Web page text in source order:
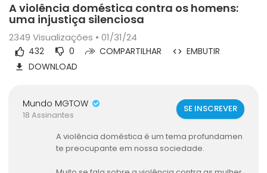
A violência doméstica contra os homens:
uma injustiça silenciosa
2349 Visualizações • 01/31/24
432 0 COMPARTILHAR
EMBUTIR
DOWNLOAD
Mundo MGTOW
18 Assinantes
SE INSCREVER
A violência doméstica é um tema profundamen
te preocupante em nossa sociedade.